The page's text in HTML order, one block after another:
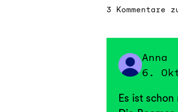
3 Kommentare
Anna
6.
Es ist